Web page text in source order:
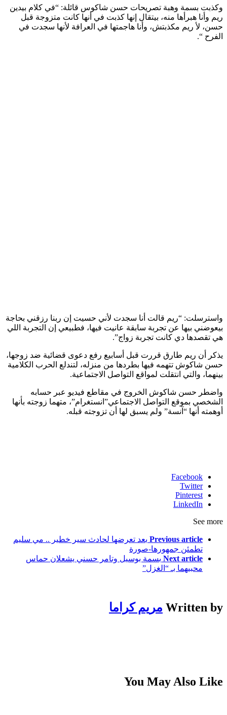
وكذبت بسمة وهبة تصريحات حسن شاكوس قائلة: “في كلام بيدين
ريم وأنا هبرأها منه، بيتقال إنها كذبت في أنها كانت متزوجة قبل
حسن، لأ ريم مكذبتش، وأنا هاجمتها في العرافة لأنها سجدت في
الفرح “.
واسترسلت: “ريم قالت أنا سجدت لأني حسيت إن ربنا رزقني بحاجة
بيعوضني بيها عن تجربة سابقة عانيت فيها، فطبيعي إن التجربة اللي
هي تقصدها دي كانت تجربة زواج”.
يذكر أن ريم طارق قررت قبل أسابيع رفع دعوى قضائية ضد زوجها،
حسن شاكوش تتهمه فيها بطردها من منزله، لتندلع الحرب الكلامية
بينهما، والتي انتقلت لمواقع التواصل الاجتماعية.
واضطر حسن شاكوش الخروج في مقاطع فيديو عبر حسابه
الشخصي بموقع التواصل الاجتماعي”انستغرام”، متهما زوجته بأنها
أوهمته أنها “آنسة” ولم يسبق لها أن تزوجته قبله.
Facebook
Twitter
Pinterest
LinkedIn
See more
Previous article بعد تعرضها لحادث سير خطير .. مي سليم
تطمئن جمهورها-صورة
Next article بسمة بوسيل وتامر حسني يشعلان حماس
محبيهما بـ “الغزل”
Written by مريم كراما
You May Also Like